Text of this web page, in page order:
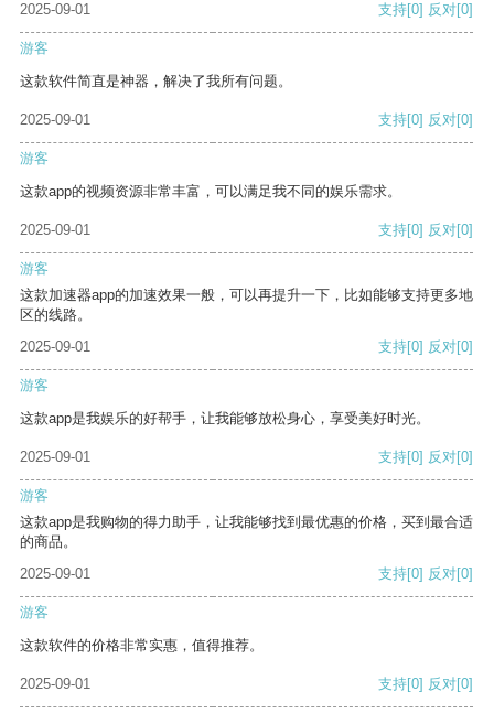
2025-09-01 支持[0] 反对[0]
游客
这款软件简直是神器，解决了我所有问题。
2025-09-01 支持[0] 反对[0]
游客
这款app的视频资源非常丰富，可以满足我不同的娱乐需求。
2025-09-01 支持[0] 反对[0]
游客
这款加速器app的加速效果一般，可以再提升一下，比如能够支持更多地
区的线路。
2025-09-01
支持[0] 反对[0]
游客
这款app是我娱乐的好帮手，让我能够放松身心，享受美好时光。
2025-09-01 支持[0] 反对[0]
游客
这款app是我购物的得力助手，让我能够找到最优惠的价格，买到最合适
的商品。
2025-09-01
支持[0] 反对[0]
游客
这款软件的价格非常实惠，值得推荐。
2025-09-01 支持[0] 反对[0]